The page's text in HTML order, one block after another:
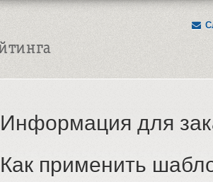
Информация для
Как применить